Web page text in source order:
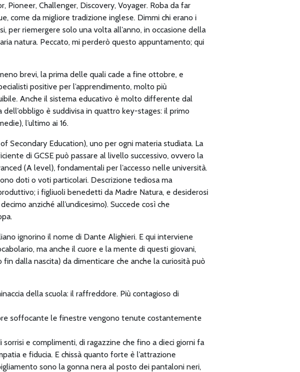
Pioneer, Challenger, Discovery, Voyager. Roba da far
come da migliore tradizione inglese. Dimmi chi erano i
per riemergere solo una volta all’anno, in occasione della
natura. Peccato, mi perderò questo appuntamento; qui
brevi, la prima delle quali cade a fine ottobre, e
positive per l’apprendimento, molto più
Anche il sistema educativo è molto differente dal
è suddivisa in quattro key-stages: il primo
l’ultimo ai 16.
Secondary Education), uno per ogni materia studiata. La
di GCSE può passare al livello successivo, ovvero la
(A level), fondamentali per l’accesso nelle università.
doti o voti particolari. Descrizione tediosa ma
i figliuoli benedetti da Madre Natura, e desiderosi
anziché all’undicesimo). Succede così che
ignorino il nome di Dante Alighieri. E qui interviene
ma anche il cuore e la mente di questi giovani,
dalla nascita) da dimenticare che anche la curiosità può
della scuola: il raffreddore. Più contagioso di
soffocante le finestre vengono tenute costantemente
e complimenti, di ragazzine che fino a dieci giorni fa
e fiducia. E chissà quanto forte è l’attrazione
sono la gonna nera al posto dei pantaloni neri,